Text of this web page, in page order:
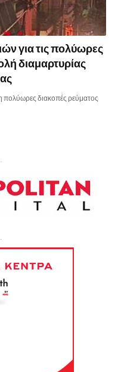
για τις πολύωρες
διαμαρτυρίας
πολύωρες διακοπές ρεύματος